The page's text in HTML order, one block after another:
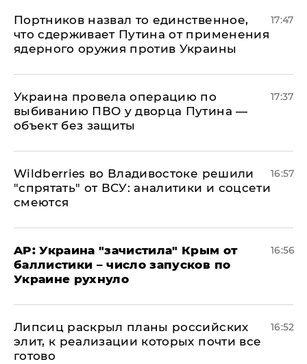
Портников назвал то единственное,
что сдерживает Путина от применения
ядерного оружия против Украины
17:47
Украина провела операцию по
выбиванию ПВО у дворца Путина —
объект без защиты
17:37
Wildberries во Владивостоке решили
"спрятать" от ВСУ: аналитики и соцсети
смеются
16:57
AP: Украина "зачистила" Крым от
баллистики – число запусков по
Украине рухнуло
16:56
Липсиц раскрыл планы российских
элит, к реализации которых почти все
готово
16:52